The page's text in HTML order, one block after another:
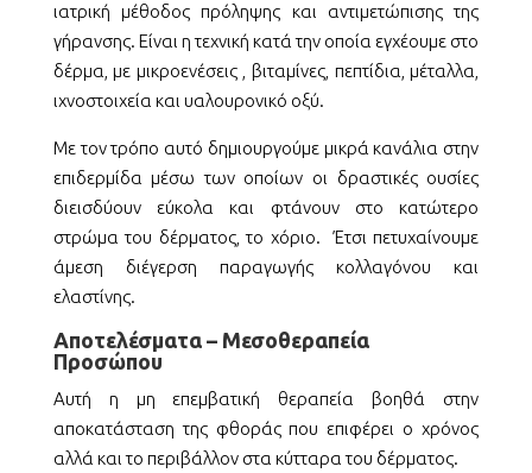
ιατρική μέθοδος πρόληψης και αντιμετώπισης της
γήρανσης. Είναι η τεχνική κατά την οποία εγχέουμε στο
δέρμα, με μικροενέσεις , βιταμίνες, πεπτίδια, μέταλλα,
ιχνοστοιχεία και υαλουρονικό οξύ.
Με τον τρόπο αυτό δημιουργούμε μικρά κανάλια στην
επιδερμίδα μέσω των οποίων οι δραστικές ουσίες
διεισδύουν εύκολα και φτάνουν στο κατώτερο
στρώμα του δέρματος, το χόριο. Έτσι πετυχαίνουμε
άμεση διέγερση παραγωγής κολλαγόνου και
ελαστίνης.
Αποτελέσματα – Μεσοθεραπεία
Προσώπου
Αυτή η μη επεμβατική θεραπεία βοηθά στην
αποκατάσταση της φθοράς που επιφέρει ο χρόνος
αλλά και το περιβάλλον στα κύτταρα του δέρματος.